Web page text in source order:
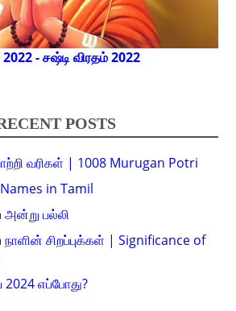
- சஷ்டி விரதம் 2022
POSTS
வரிகள் | 1008 Murugan Potri
in Tamil
அன்று பல்லி
சிறப்புக்கள் | Significance of
எப்போது?